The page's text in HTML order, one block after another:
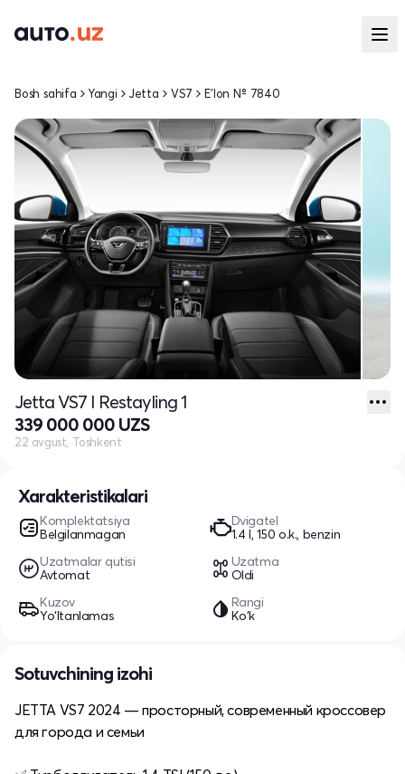
Xarakteristikalari
Komplektatsiya
Belgilanmagan
Dvigatel
1.4 l, 150 o.k., benzin
Uzatmalar qutisi
Avtomat
Uzatma
Oldi
Kuzov
Yo‘ltanlamas
Rangi
Ko'k
Bosh sahifa Yangi Jetta VS7 E'lon № 7840
Jetta VS7 I Restayling 1
339 000 000 UZS
22 avgust, Toshkent
Sotuvchining izohi
JETTA VS7 2024 — просторный, современный кроссовер
для города и семьи